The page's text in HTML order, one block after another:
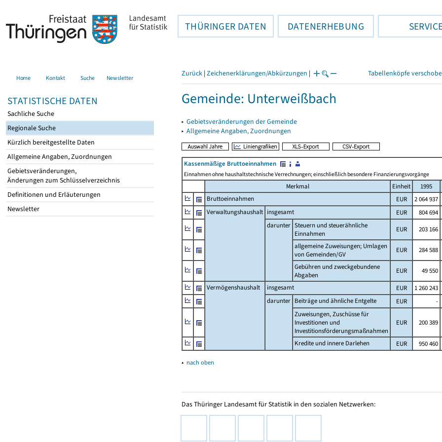
THÜRINGER DATEN DATENERHEBUNG
Home Kontakt Suche Newsletter
STATISTISCHE DATEN
Sachliche Suche
Regionale Suche
Kürzlich bereitgestellte Daten
Allgemeine Angaben, Zuordnungen
Gebietsveränderungen,
Änderungen zum Schlüsselverzeichnis
Definitionen und Erläuterungen
Newsletter
Zurück | Zeichenerklärungen/Abkürzungen | Tabellenköpfe
Gemeinde: Unterweißbach
▸ Gebietsveränderungen der Gemeinde
▸ Allgemeine Angaben, Zuordnungen
Kassenmäßige Bruttoeinnahmen
Einnahmen ohne haushaltstechnische Verrechnungen; einschließlich besondere Finanzierungsvorgänge
Merkmal Einheit 1995
Bruttoeinnahmen
EUR 2 064 937
Verwaltungshaushalt insgesamt EUR 804 694
darunter Steuern und steuerähnliche
Einnahmen
EUR 203 166
allgemeine Zuweisungen; Umlagen
von Gemeinden/GV
EUR 284 588
Gebühren und zweckgebundene
Abgaben
EUR 49 550
Vermögenshaushalt
insgesamt EUR 1 260 243
darunter Beiträge und ähnliche Entgelte EUR -
Zuweisungen, Zuschüsse für
Investitionen und
Investitionsförderungsmaßnahmen
EUR 200 389
Kredite und innere Darlehen EUR 950 460
▴ nach oben
Das Thüringer Landesamt für Statistik in den sozialen Netzwerken: